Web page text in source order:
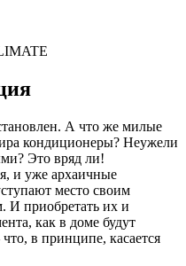
А что же милые
кондиционеры? Неужели
Это вряд ли!
и уже архаичные
место своим
И приобретать их и
как в доме будут
в принципе, касается